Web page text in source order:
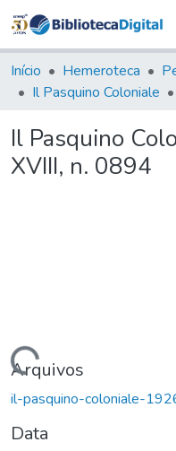
Início Hemeroteca
Il Pasquino Coloniale
Il Pasquino
XVIII, n. 0894
Carregando...
Arquivos
il-pasquino-coloniale-
Data